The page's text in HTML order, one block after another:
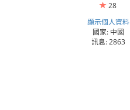
28
顯示個人資料
國家: 中國
訊息: 2863